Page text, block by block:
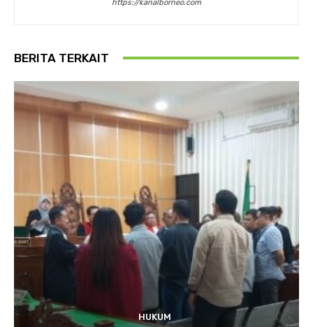
https://kanalborneo.com
BERITA TERKAIT
HUKUM